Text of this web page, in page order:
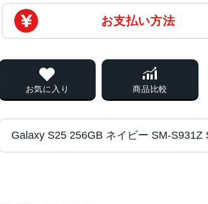
お支払い方法
お気に入り 商品比較
Galaxy S25 256GB ネイビー SM-S931Z